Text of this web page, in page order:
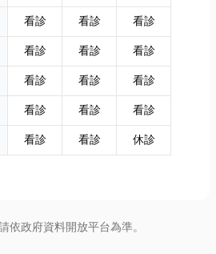
看診 看診
看診
看診 看診
看診
看診 看診
看診
看診 看診
看診
看診 看診 休診
依政府資料開放平台為準。